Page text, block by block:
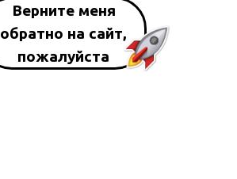
Верните меня
обратно на сайт,
пожалуйста